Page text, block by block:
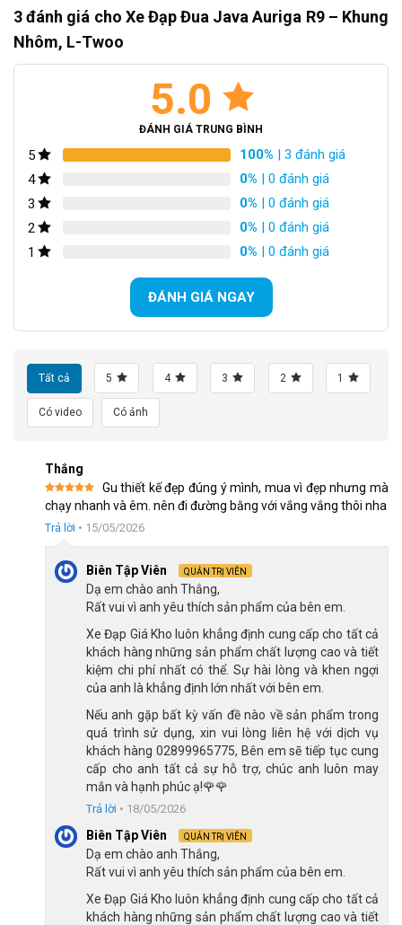
phẩm.
Đặc Điểm Nổi Bật Của Xe Đạp Đua Java Auriga R9
Khung Nhôm siêu nhẹ, độ cứng cáp cao
Phụ kiện phụ tùng chuyên nghiệp khác
So với khung nhôm truyền thống, xe đạp thể thao nhôm không
động tốt hơn, mang lại cảm giác lái mượt mà và dễ chịu hơn,
đặc biệt trên những chặng đường dài.
Xe đạp đua Java Auriga R9 sử dụng càng nhôm chắc chắn
Đối với các tay đua đường trường hoặc những người yêu thích
tốc độ, việc sở hữu một chiếc xe nhẹ hơn đồng nghĩa với khả
năng tăng tốc nhanh hơn, tiết kiệm sức lực hơn và kiểm soát
tốt hơn khi vào cua hoặc leo dốc.
Khung sườn hợp kim nhôm, đổ lớp sơn bóng
Hơn nữa, thiết kế ghi đông bản dẹp và cọc yên bản dẹp không
chỉ tối ưu hóa khí động học mà còn giúp người lái đạt hiệu suất
cao nhất với ít lực cản hơn. Những cải tiến này giúp xe đạp Java
3 đánh giá cho Xe Đạp Đua Java Auriga R9 – Khung
Nhôm, L-Twoo
5.0
ĐÁNH GIÁ TRUNG BÌNH
5 100% | 3 đánh giá
4
0% | 0 đánh giá
3
0% | 0 đánh giá
2
0% | 0 đánh giá
1
0% | 0 đánh giá
ĐÁNH GIÁ NGAY
Tất cả 5 4 3 2 1
Có video Có ảnh
Thắng
Được xếp
hạng 5 5
sao
Gu thiết kế đẹp đúng ý mình, mua vì đẹp nhưng mà
chạy nhanh và êm. nên đi đường bằng với vắng vắng thôi nha
Trả lời • 15/05/2026
Biên Tập Viên QUẢN TRỊ VIÊN
Dạ em chào anh Thắng,
Rất vui vì anh yêu thích sản phẩm của bên em.
Xe Đạp Giá Kho luôn khẳng định cung cấp cho tất cả
khách hàng những sản phẩm chất lượng cao và tiết
kiệm chi phí nhất có thể. Sự hài lòng và khen ngợi
của anh là khẳng định lớn nhất với bên em.
Nếu anh gặp bất kỳ vấn đề nào về sản phẩm trong
quá trình sử dụng, xin vui lòng liên hệ với dịch vụ
khách hàng 02899965775, Bên em sẽ tiếp tục cung
cấp cho anh tất cả sự hỗ trợ, chúc anh luôn may
mắn và hạnh phúc ạ!🌹🌹
Trả lời • 18/05/2026
Biên Tập Viên QUẢN TRỊ VIÊN
Dạ em chào anh Thắng,
Rất vui vì anh yêu thích sản phẩm của bên em.
Xe Đạp Giá Kho luôn khẳng định cung cấp cho tất cả
khách hàng những sản phẩm chất lượng cao và tiết